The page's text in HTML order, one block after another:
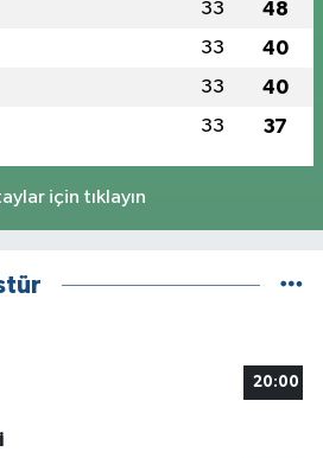
33 48
33 40
33 40
33 37
için tıklayın
20:00